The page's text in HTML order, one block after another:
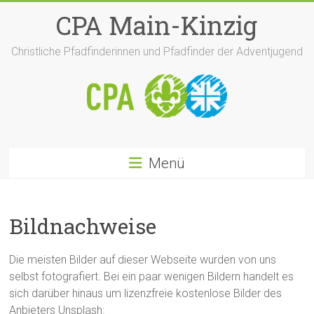
CPA Main-Kinzig
Christliche Pfadfinderinnen und Pfadfinder der Adventjugend
Menü
Bildnachweise
Die meisten Bilder auf dieser Webseite wurden von uns
selbst fotografiert. Bei ein paar wenigen Bildern handelt es
sich darüber hinaus um lizenzfreie kostenlose Bilder des
Anbieters Unsplash: